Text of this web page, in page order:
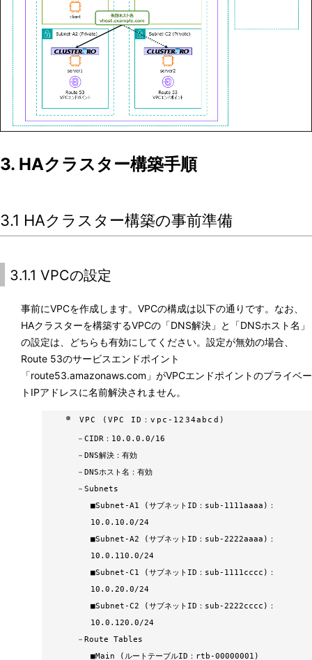
3. HAクラスター構築手順
3.1 HAクラスター構築の事前準備
3.1.1 VPCの設定
事前にVPCを作成します。VPCの構成は以下の通りです。なお、
HAクラスターを構築するVPCの「DNS解決」と「DNSホスト名」
の設定は、どちらも有効にしてください。設定が無効の場合、
Route 53のサービスエンドポイント
「route53.amazonaws.com」がVPCエンドポイントのプライベー
トIPアドレスに名前解決されません。
VPC (VPC ID：vpc-1234abcd)
－ CIDR：10.0.0.0/16
－ DNS解決：有効
－ DNSホスト名：有効
－ Subnets
■Subnet-A1 (サブネットID：sub-1111aaaa)：
10.0.10.0/24
■Subnet-A2 (サブネットID：sub-2222aaaa)：
10.0.110.0/24
■Subnet-C1 (サブネットID：sub-1111cccc)：
10.0.20.0/24
■Subnet-C2 (サブネットID：sub-2222cccc)：
10.0.120.0/24
－ Route Tables
■Main (ルートテーブルID：rtb-00000001)